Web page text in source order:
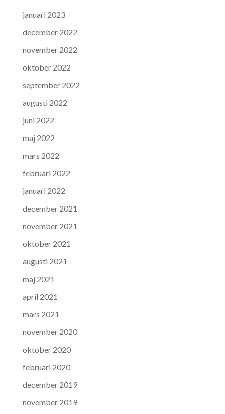
januari 2023
december 2022
november 2022
oktober 2022
september 2022
augusti 2022
juni 2022
maj 2022
mars 2022
februari 2022
januari 2022
december 2021
november 2021
oktober 2021
augusti 2021
maj 2021
april 2021
mars 2021
november 2020
oktober 2020
februari 2020
december 2019
november 2019